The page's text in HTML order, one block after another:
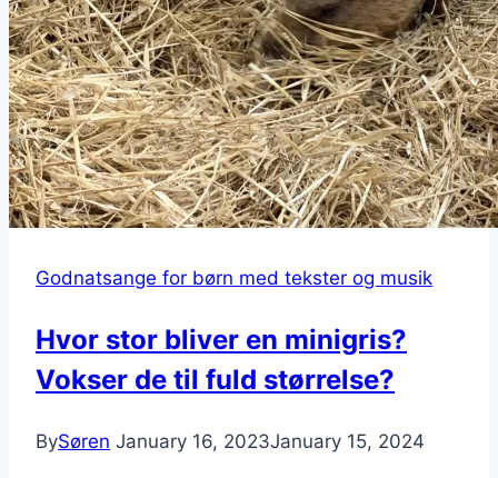
Godnatsange for børn med tekster og musik
Hvor stor bliver en minigris?
Vokser de til fuld størrelse?
BySøren January 16, 2023January 15, 2024